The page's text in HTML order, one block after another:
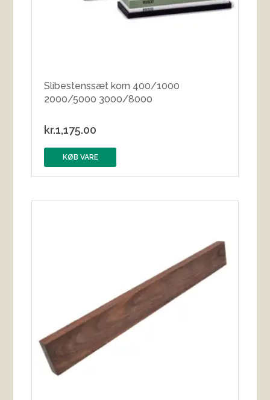
Slibestenssæt korn 400/1000
2000/5000 3000/8000
kr.1,175.00
KØB VARE